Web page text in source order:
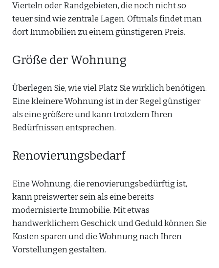
Vierteln oder Randgebieten, die noch nicht so
teuer sind wie zentrale Lagen. Oftmals findet man
dort Immobilien zu einem günstigeren Preis.
Größe der Wohnung
Überlegen Sie, wie viel Platz Sie wirklich benötigen.
Eine kleinere Wohnung ist in der Regel günstiger
als eine größere und kann trotzdem Ihren
Bedürfnissen entsprechen.
Renovierungsbedarf
Eine Wohnung, die renovierungsbedürftig ist,
kann preiswerter sein als eine bereits
modernisierte Immobilie. Mit etwas
handwerklichem Geschick und Geduld können Sie
Kosten sparen und die Wohnung nach Ihren
Vorstellungen gestalten.